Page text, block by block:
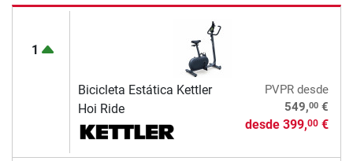
1
Bicicleta Estática Kettler
Hoi Ride
PVPRdesde
549,00€
desde 399,00€